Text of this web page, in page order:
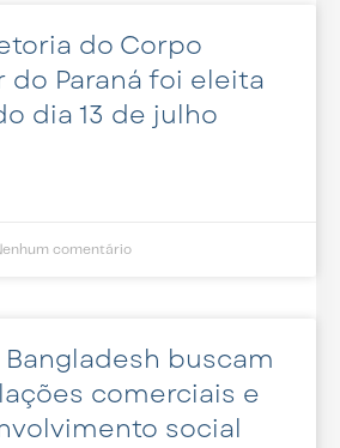
do Corpo
do Paraná foi eleita
dia 13 de julho
comentário
Bangladesh buscam
comerciais e
social